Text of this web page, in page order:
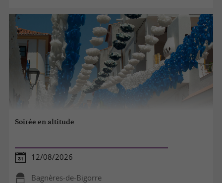
Soirée en altitude
12/08/2026
Bagnères-de-Bigorre